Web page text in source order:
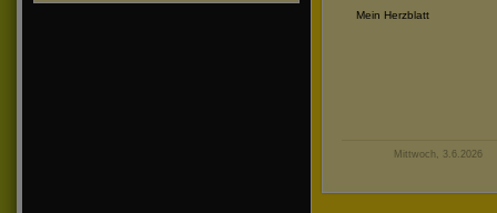
Mein Herzblatt
Mittwoch, 3.6.2026